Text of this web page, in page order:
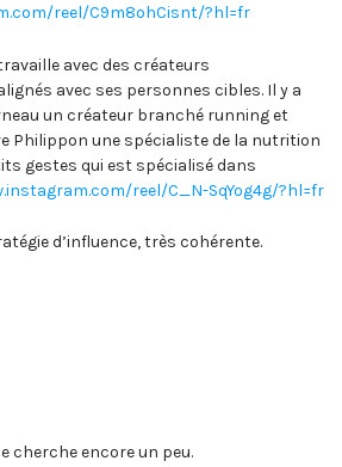
reel/C9m8ohCisnt/?hl=fr
avec des créateurs
avec ses personnes cibles. Il y a
un créateur branché running et
Philippon une spécialiste de la nutrition
gestes qui est spécialisé dans
reel/C_N-SqYog4g/?hl=fr
d’influence, très cohérente.
cherche encore un peu.